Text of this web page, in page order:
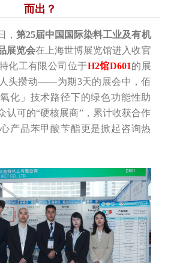
而出？
， 第25届中国国际染料工业及有机
展览会在上海世博展览馆进入收官
化工有限公司位于H2馆D601的展
头攒动——为期3天的展会中，佰
化」技术路径下的绿色功能性助
认可的“硬核展商”，累计收获合作
产品苯甲酸苄酯更是掀起咨询热